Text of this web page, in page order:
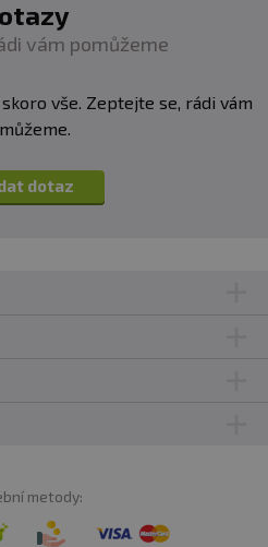
vám pomůžeme
vše. Zeptejte se, rádi vám
dotaz
metody: